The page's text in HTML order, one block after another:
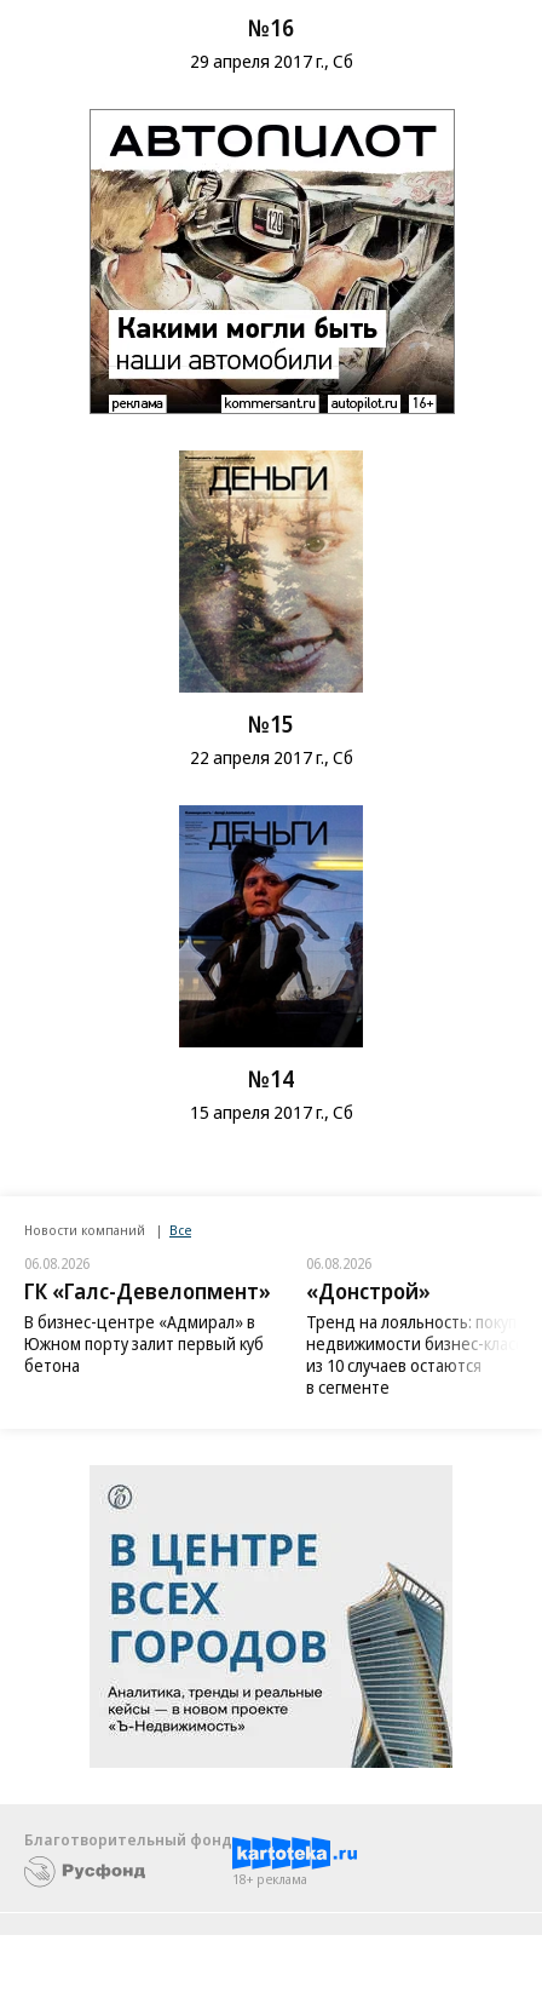
№16
29 апреля 2017 г., Сб
№15
22 апреля 2017 г., Сб
№14
15 апреля 2017 г., Сб
Новости компаний Все
06.08.2026
ГК «Галс-Девелопмент»
В бизнес-центре «Адмирал» в
Южном порту залит первый куб
бетона
06.08.2026
«Донстрой»
Тренд на лояльность:
недвижимости бизнес-класса
из 10 случаев остаются
в сегменте
Благотворительный фонд
18+ реклама